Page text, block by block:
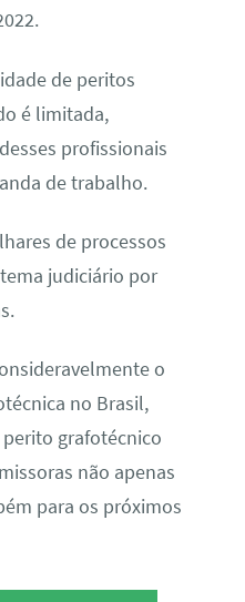
de peritos
é limitada,
profissionais
de trabalho.
de processos
judiciário por
o
no Brasil,
grafotécnico
não apenas
para os próximos